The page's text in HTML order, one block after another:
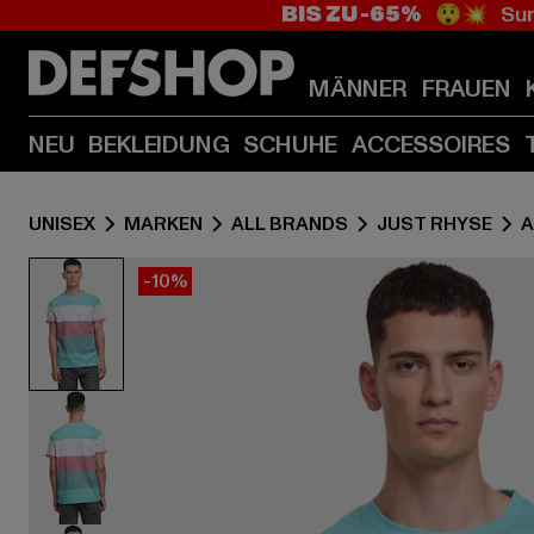
BIS ZU -65% 😲💥
MÄNNER FRAUEN
NEU BEKLEIDUNG SCHUHE ACCESSOIRES
UNISEX MARKEN ALL BRANDS JUST RHYSE
-10%